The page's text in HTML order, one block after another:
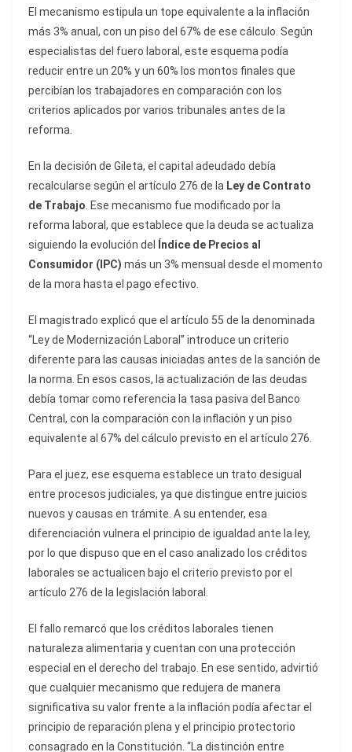
El mecanismo estipula un tope equivalente a la inflación
más 3% anual, con un piso del 67% de ese cálculo. Según
especialistas del fuero laboral, este esquema podía
reducir entre un 20% y un 60% los montos finales que
percibían los trabajadores en comparación con los
criterios aplicados por varios tribunales antes de la
reforma.
En la decisión de Gileta, el capital adeudado debía
recalcularse según el artículo 276 de la Ley de Contrato
de Trabajo. Ese mecanismo fue modificado por la
reforma laboral, que establece que la deuda se actualiza
siguiendo la evolución del
Índice de Precios al
Consumidor (IPC) más un 3% mensual desde el momento
de la mora hasta el pago efectivo.
El magistrado explicó que el artículo 55 de la denominada
“Ley de Modernización Laboral” introduce un criterio
diferente para las causas iniciadas antes de la sanción de
la norma. En esos casos, la actualización de las deudas
debía tomar como referencia la tasa pasiva del Banco
Central, con la comparación con la inflación y un piso
equivalente al 67% del cálculo previsto en el artículo 276.
Para el juez, ese esquema establece un trato desigual
entre procesos judiciales, ya que distingue entre juicios
nuevos y causas en trámite. A su entender, esa
diferenciación vulnera el principio de igualdad ante la ley,
por lo que dispuso que en el caso analizado los créditos
laborales se actualicen bajo el criterio previsto por el
artículo 276 de la legislación laboral.
El fallo remarcó que los créditos laborales tienen
naturaleza alimentaria y cuentan con una protección
especial en el derecho del trabajo. En ese sentido, advirtió
que cualquier mecanismo que redujera de manera
significativa su valor frente a la inflación podía afectar el
principio de reparación plena y el principio protectorio
consagrado en la Constitución. “La distinción entre